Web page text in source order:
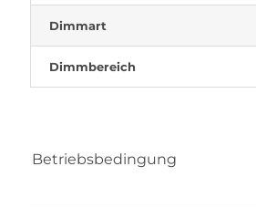
Dimmart
Dimmbereich
Betriebsbedingung